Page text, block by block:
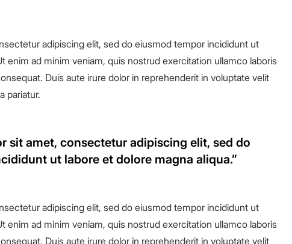
adipiscing elit, sed do eiusmod tempor incididunt ut
enim ad minim veniam, quis nostrud exercitation ullamco laboris
Duis aute irure dolor in reprehenderit in voluptate velit
pariatur.
sit amet, consectetur adipiscing elit, sed do
ut labore et dolore magna aliqua.”
adipiscing elit, sed do eiusmod tempor incididunt ut
enim ad minim veniam, quis nostrud exercitation ullamco laboris
Duis aute irure dolor in reprehenderit in voluptate velit